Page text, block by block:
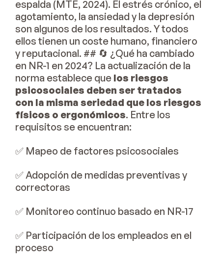
espalda (MTE, 2024). El estrés crónico, el
agotamiento, la ansiedad y la depresión
son algunos de los resultados. Y todos
ellos tienen un coste humano, financiero
y reputacional. ## 🔄 ¿Qué ha cambiado
en NR-1 en 2024? La actualización de la
norma establece que los riesgos
psicosociales deben ser tratados
con la misma seriedad que los riesgos
físicos o ergonómicos. Entre los
requisitos se encuentran:
✅ Mapeo de factores psicosociales
✅ Adopción de medidas preventivas y
correctoras
✅ Monitoreo continuo basado en NR-17
✅ Participación de los empleados en el
proceso